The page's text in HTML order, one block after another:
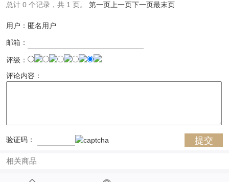
总计 0 个记录，共 1 页。 第一页 上一页下一页最末页
用户：匿名用户
邮箱：
评级：
评论内容：
验证码：
相关商品